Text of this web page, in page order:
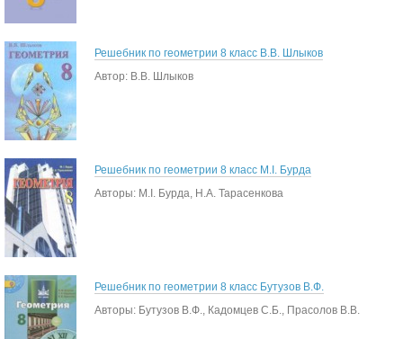
Решебник по геометрии 8 класс В.В. Шлыков
Автор: В.В. Шлыков
Решебник по геометрии 8 класс М.І. Бурда
Авторы: М.І. Бурда, Н.А. Тарасенкова
Решебник по геометрии 8 класс Бутузов В.Ф.
Авторы: Бутузов В.Ф., Кадомцев С.Б., Прасолов В.В.